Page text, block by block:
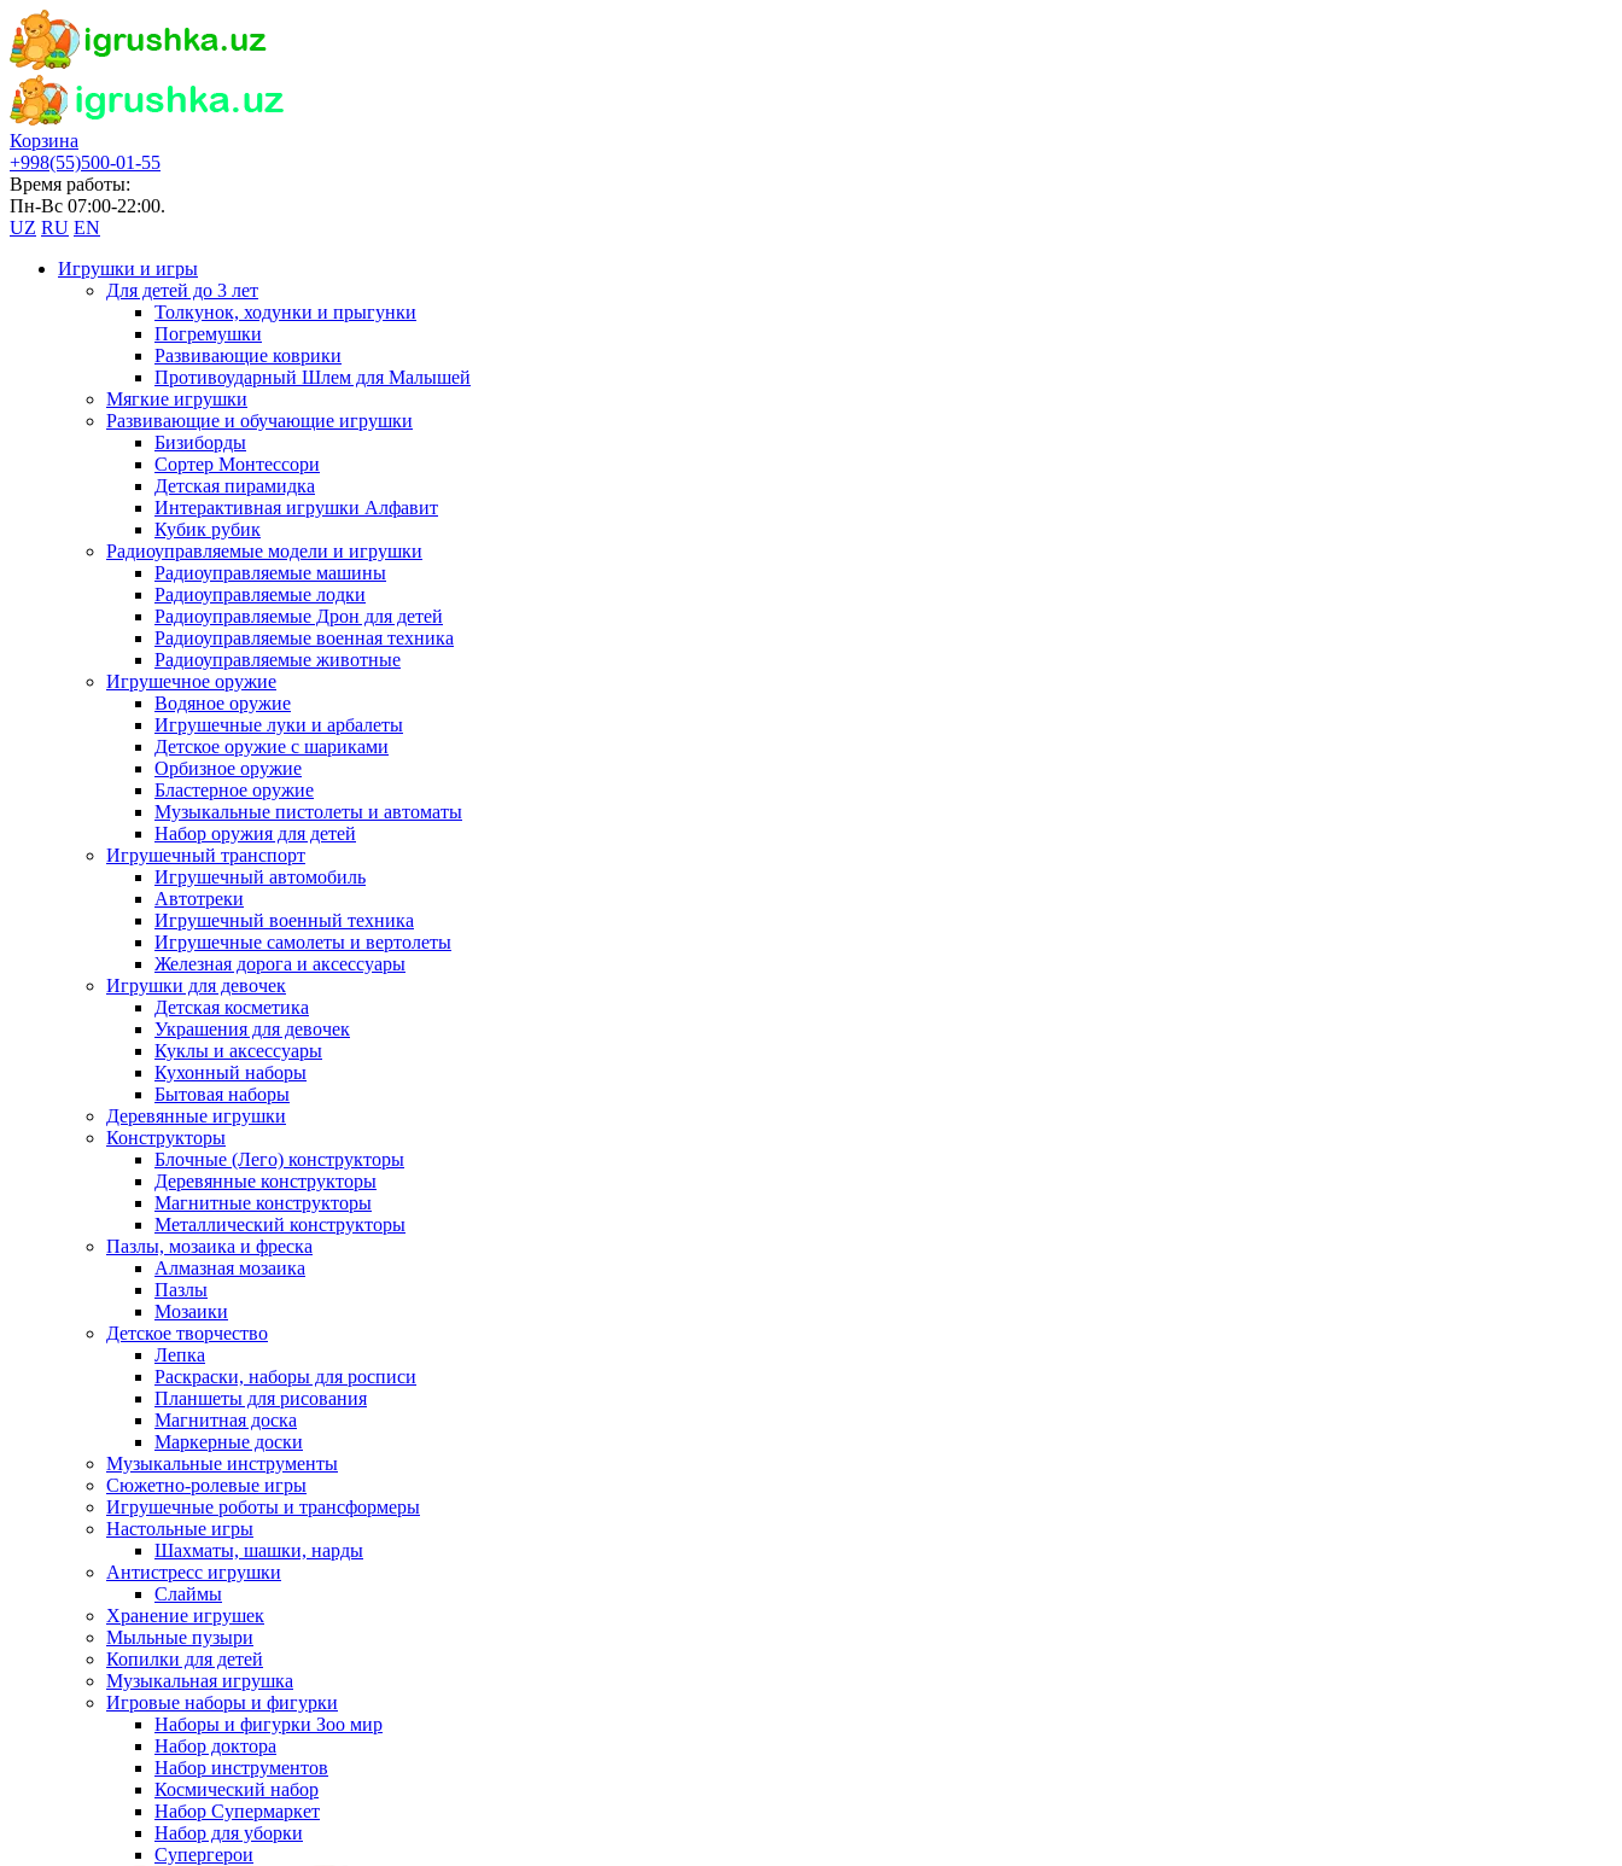
Корзина
+998(55)500-01-55
Время работы:
Пн-Вс 07:00-22:00.
UZ RU EN
Игрушки и игры
Для детей до 3 лет
Толкунок, ходунки и прыгунки
Погремушки
Развивающие коврики
Противоударный Шлем для Малышей
Мягкие игрушки
Развивающие и обучающие игрушки
Бизиборды
Сортер Монтессори
Детская пирамидка
Интерактивная игрушки Алфавит
Кубик рубик
Радиоуправляемые модели и игрушки
Радиоуправляемые машины
Радиоуправляемые лодки
Радиоуправляемые Дрон для детей
Радиоуправляемые военная техника
Радиоуправляемые животные
Игрушечное оружие
Водяное оружие
Игрушечные луки и арбалеты
Детское оружие с шариками
Орбизное оружие
Бластерное оружие
Музыкальные пистолеты и автоматы
Набор оружия для детей
Игрушечный транспорт
Игрушечный автомобиль
Aвтотреки
Игрушечный военный техника
Игрушечные самолеты и вертолеты
Железная дорога и аксессуары
Игрушки для девочек
Детская косметика
Украшения для девочек
Куклы и аксессуары
Кухонный наборы
Бытовая наборы
Деревянные игрушки
Конструкторы
Блочные (Лего) конструкторы
Деревянные конструкторы
Магнитные конструкторы
Металлический конструкторы
Пазлы, мозаика и фреска
Алмазная мозаика
Пазлы
Мозаики
Детское творчество
Лепка
Раскраски, наборы для росписи
Планшеты для рисования
Магнитная доска
Маркерные доски
Музыкальные инструменты
Сюжетно-ролевые игры
Игрушечные роботы и трансформеры
Настольные игры
Шахматы, шашки, нарды
Антистресс игрушки
Слаймы
Хранение игрушек
Мыльные пузыри
Копилки для детей
Музыкальная игрушка
Игровые наборы и фигурки
Наборы и фигурки Зоо мир
Набор доктора
Набор инструментов
Космический набор
Hабор Супермаркет
Набор для уборки
Супергерои